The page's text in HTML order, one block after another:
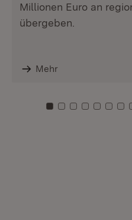
Millionen Euro an
übergeben.
Mehr
Zu Kachel: 0
Zu Kachel: 1
Zu Kachel:
ZuZuZu